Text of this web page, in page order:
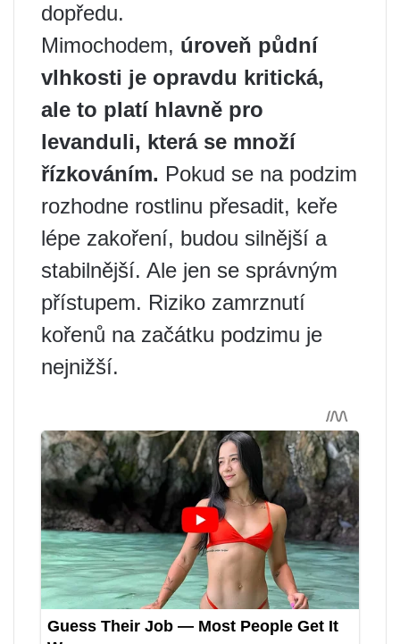
dopředu.
Mimochodem, úroveň půdní
vlhkosti je opravdu kritická,
ale to platí hlavně pro
levanduli, která se množí
řízkováním. Pokud se na podzim
rozhodne rostlinu přesadit, keře
lépe zakoření, budou silnější a
stabilnější. Ale jen se správným
přístupem. Riziko zamrznutí
kořenů na začátku podzimu je
nejnižší.